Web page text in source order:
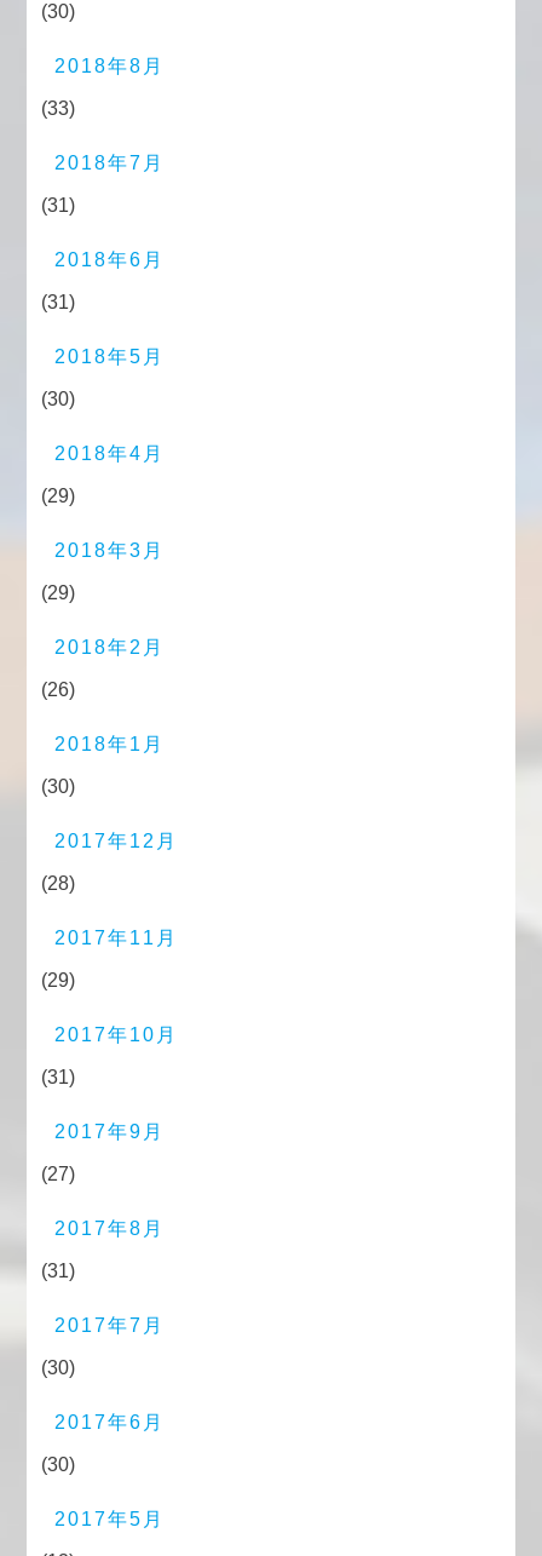
(30)
2018年8月
(33)
2018年7月
(31)
2018年6月
(31)
2018年5月
(30)
2018年4月
(29)
2018年3月
(29)
2018年2月
(26)
2018年1月
(30)
2017年12月
(28)
2017年11月
(29)
2017年10月
(31)
2017年9月
(27)
2017年8月
(31)
2017年7月
(30)
2017年6月
(30)
2017年5月